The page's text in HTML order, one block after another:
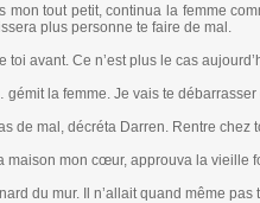
mon tout petit, continua la femme
plus personne te faire de mal.
toi avant. Ce n’est plus le cas
la femme. Je vais te débarrasser
de mal, décréta Darren. Rentre chez
maison mon cœur, approuva la vieille
du mur. Il n’allait quand même pas